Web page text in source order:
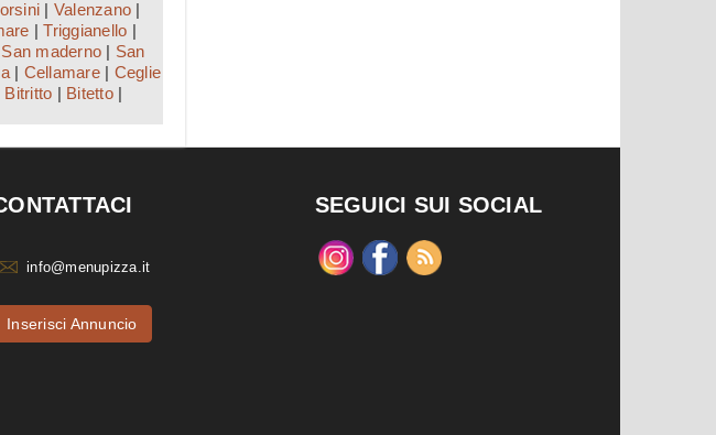
| Valenzano |
|Triggianello |
San maderno | San
| Cellamare| Ceglie
Bitritto | Bitetto|
info@menupizza.it
Inserisci Annuncio
SEGUICI SUI SOCIAL